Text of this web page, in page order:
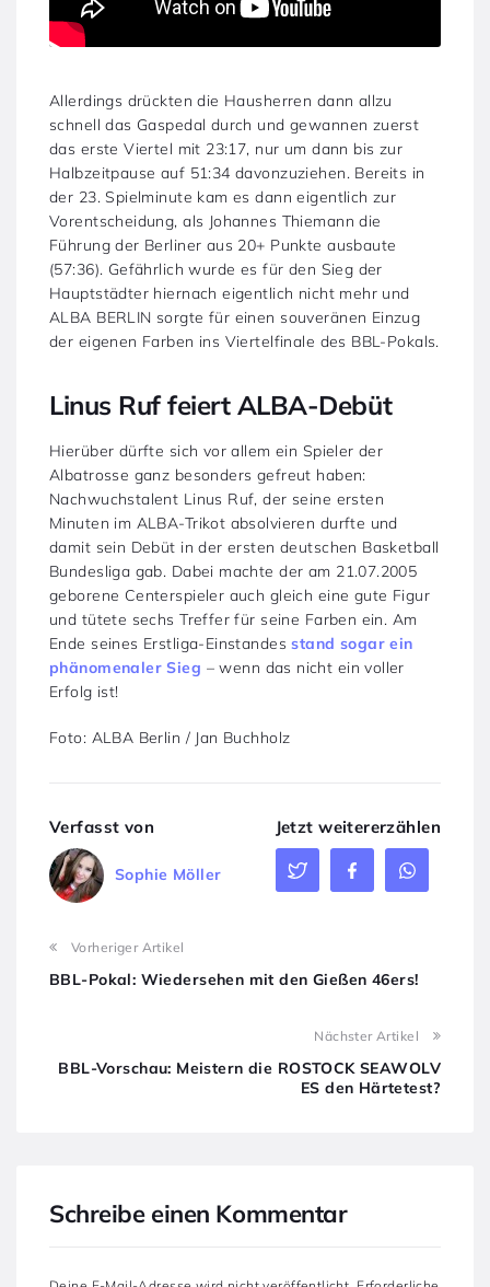
Allerdings drückten die Hausherren dann allzu
schnell das Gaspedal durch und gewannen zuerst
das erste Viertel mit 23:17, nur um dann bis zur
Halbzeitpause auf 51:34 davonzuziehen. Bereits in
der 23. Spielminute kam es dann eigentlich zur
Vorentscheidung, als Johannes Thiemann die
Führung der Berliner aus 20+ Punkte ausbaute
(57:36). Gefährlich wurde es für den Sieg der
Hauptstädter hiernach eigentlich nicht mehr und
ALBA BERLIN sorgte für einen souveränen Einzug
der eigenen Farben ins Viertelfinale des BBL-Pokals.
Linus Ruf feiert ALBA-Debüt
Hierüber dürfte sich vor allem ein Spieler der
Albatrosse ganz besonders gefreut haben:
Nachwuchstalent Linus Ruf, der seine ersten
Minuten im ALBA-Trikot absolvieren durfte und
damit sein Debüt in der ersten deutschen Basketball
Bundesliga gab. Dabei machte der am 21.07.2005
geborene Centerspieler auch gleich eine gute Figur
und tütete sechs Treffer für seine Farben ein. Am
Ende seines Erstliga-Einstandesstand sogar ein
phänomenaler Sieg – wenn das nicht ein voller
Erfolg ist!
Foto: ALBA Berlin / Jan Buchholz
Verfasst von
Sophie Möller
Jetzt weitererzählen
Vorheriger Artikel
BBL-Pokal: Wiedersehen mit den Gießen 46ers!
Nächster Artikel
BBL-Vorschau: Meistern die ROSTOCK SEAWOLV
ES den Härtetest?
Schreibe einen Kommentar